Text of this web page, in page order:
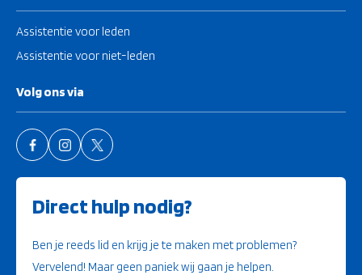
Assistentie voor leden
Assistentie voor niet-leden
Volg ons via
Direct hulp nodig?
Ben je reeds lid en krijg je te maken met problemen?
Vervelend! Maar geen paniek wij gaan je helpen.